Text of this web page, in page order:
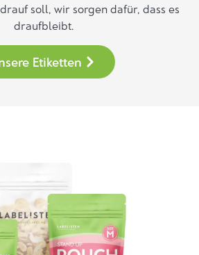
drauf soll, wir sorgen dafür, dass es
draufbleibt.
Etiketten